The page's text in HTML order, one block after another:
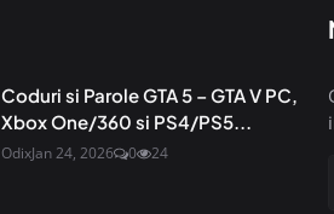
Coduri si Parole GTA 5 – GTA V PC,
Xbox One/360 si PS4/PS5...
OdixJan 24, 2026 0 24